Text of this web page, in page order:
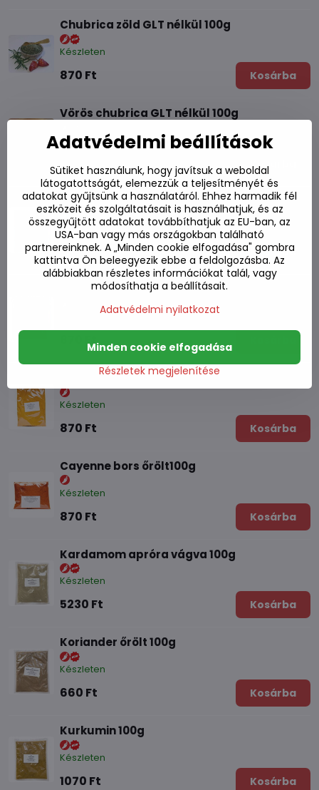
Chubrica zöld GLT nélkül 100g
Készleten
870 Ft Kosárba
Vörös chubrica GLT nélkül 100g
Készleten
870 Ft Kosárba
Füstölt paprika 100g
Készleten
870 Ft Kosárba
Füstölt paprika 100g
Készleten
870 Ft
Őrölt kurkuma 100 g
Készleten
870 Ft Kosárba
Cayenne bors őrölt100g
Készleten
870 Ft Kosárba
Kardamom apróra vágva 100g
Készleten
5230 Ft Kosárba
Koriander őrölt 100g
Készleten
660 Ft Kosárba
Kurkumin 100g
Készleten
1070 Ft Kosárba
Adatvédelmi beállítások
Sütiket használunk, hogy javítsuk a weboldal
látogatottságát, elemezzük a teljesítményét és
adatokat gyűjtsünk a használatáról. Ehhez harmadik fél
eszközeit és szolgáltatásait is használhatjuk, és az
összegyűjtött adatokat továbbíthatjuk az EU-ban, az
USA-ban vagy más országokban található
partnereinknek. A „Minden cookie elfogadása" gombra
kattintva Ön beleegyezik ebbe a feldolgozásba. Az
alábbiakban részletes információkat talál, vagy
módosíthatja a beállításait.
Adatvédelmi nyilatkozat
Részletek megjelenítése
Minden cookie elfogadása